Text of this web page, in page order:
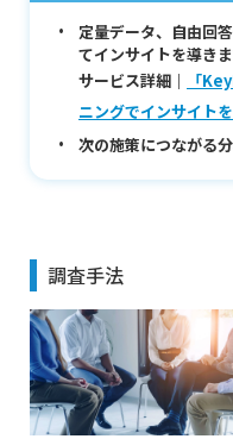
定量データ、自由回
てインサイトを導き
サービス詳細｜
「
ニングでインサイト
次の施策につながる
調査手法